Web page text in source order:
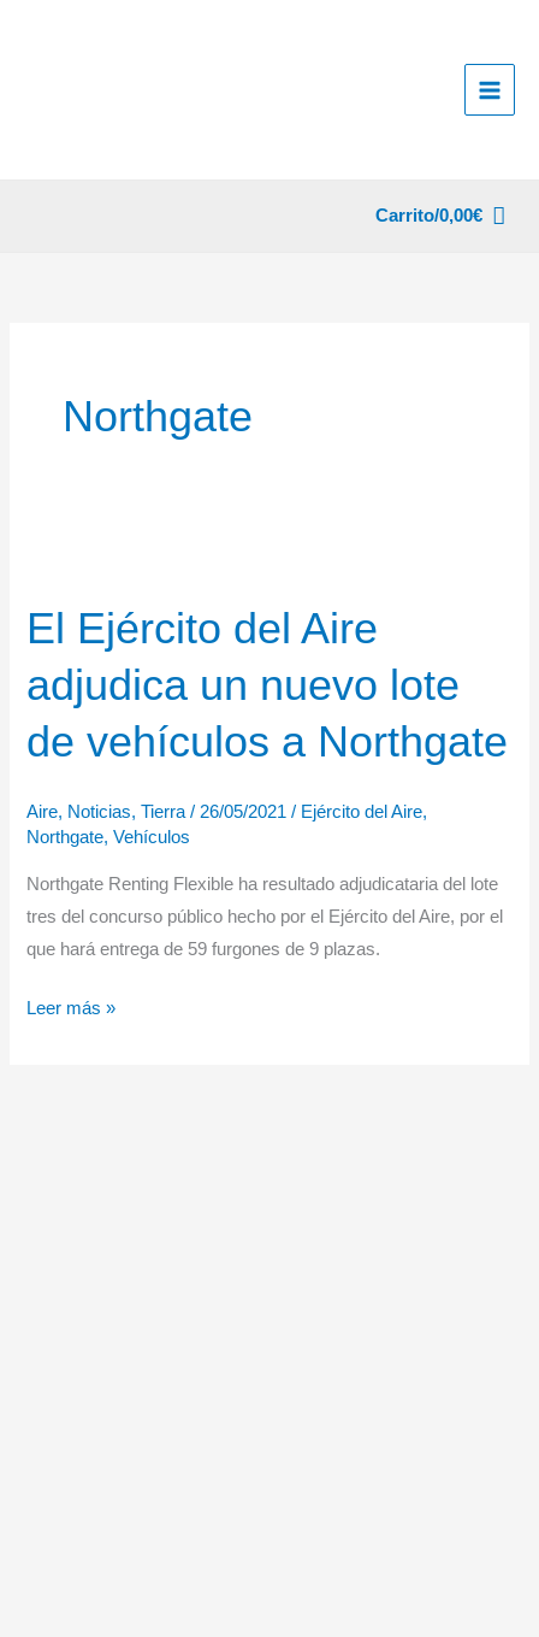
Carrito/0,00€
Northgate
El Ejército del Aire
adjudica un nuevo lote
de vehículos a Northgate
Aire, Noticias,Tierra / 26/05/2021/ Ejército del Aire,
Northgate,Vehículos
Northgate Renting Flexible ha resultado adjudicataria del lote
tres del concurso público hecho por el Ejército del Aire, por el
que hará entrega de 59 furgones de 9 plazas.
El
Leer más »